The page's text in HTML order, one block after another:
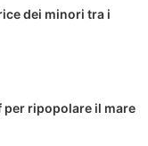
dei minori tra i
per ripopolare il mare